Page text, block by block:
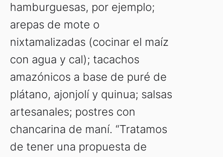
hamburguesas, por ejemplo;
arepas de mote o
nixtamalizadas (cocinar el maíz
con agua y cal); tacachos
amazónicos a base de puré de
plátano, ajonjolí y quinua; salsas
artesanales; postres con
chancarina de maní. “Tratamos
de tener una propuesta de